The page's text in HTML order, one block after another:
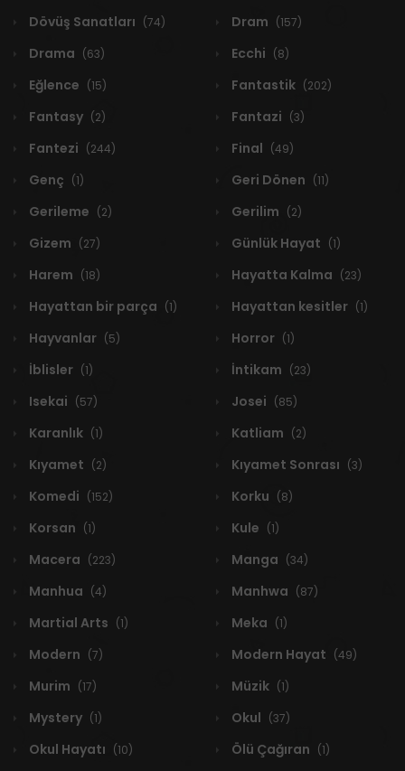
Dövüş Sanatları (74) Dram (157)
Drama (63) Ecchi (8)
Eğlence (15) Fantastik (202)
Fantasy (2) Fantazi (3)
Fantezi (244) Final (49)
Genç (1) Geri Dönen (11)
Gerileme (2) Gerilim (2)
Gizem (27) Günlük Hayat (1)
Harem (18) Hayatta Kalma (23)
Hayattan bir parça (1) Hayattan kesitler (1)
Hayvanlar (5) Horror (1)
İblisler (1) İntikam (23)
Isekai (57) Josei (85)
Karanlık (1) Katliam (2)
Kıyamet (2) Kıyamet Sonrası (3)
Komedi (152) Korku (8)
Korsan (1) Kule (1)
Macera (223) Manga (34)
Manhua (4) Manhwa (87)
Martial Arts (1) Meka (1)
Modern (7) Modern Hayat (49)
Murim (17) Müzik (1)
Mystery (1) Okul (37)
Okul Hayatı (10) Ölü Çağıran (1)